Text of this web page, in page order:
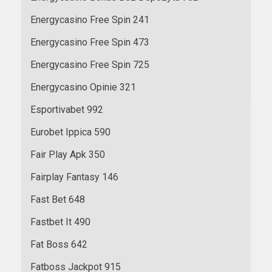
Energycasino Free Spin 241
Energycasino Free Spin 473
Energycasino Free Spin 725
Energycasino Opinie 321
Esportivabet 992
Eurobet Ippica 590
Fair Play Apk 350
Fairplay Fantasy 146
Fast Bet 648
Fastbet It 490
Fat Boss 642
Fatboss Jackpot 915